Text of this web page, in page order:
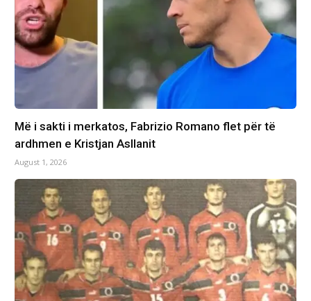
Më i sakti i merkatos, Fabrizio Romano flet për të
ardhmen e Kristjan Asllanit
August 1, 2026